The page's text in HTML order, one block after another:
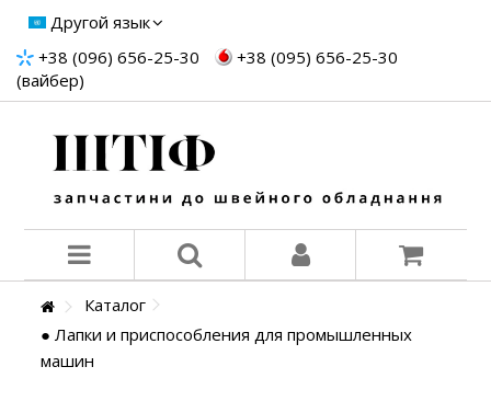
Другой язык
+38 (096) 656-25-30
+38 (095) 656-25-30
(вайбер)
Каталог
● Лапки и приспособления для промышленных
машин